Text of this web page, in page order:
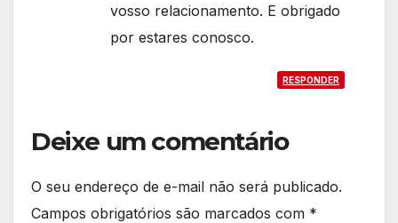
vosso relacionamento. E obrigado
por estares conosco.
RESPONDER
Deixe um comentário
O seu endereço de e-mail não será publicado.
Campos obrigatórios são marcados com *